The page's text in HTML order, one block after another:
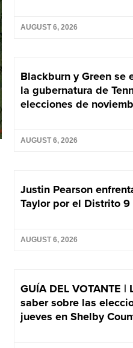
AUGUST 6, 2026
Blackburn y Green se
la gubernatura de
elecciones de
AUGUST 6, 2026
Justin Pearson
Taylor por el Distrito 9
AUGUST 6, 2026
GUÍA DEL VOTANTE |
saber sobre las
jueves en Shelby